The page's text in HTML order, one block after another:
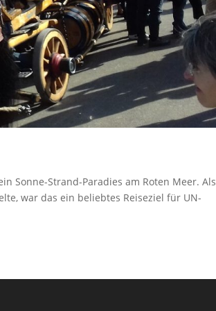
Sonne-Strand-Paradies am Roten Meer. Als
war das ein beliebtes Reiseziel für UN-